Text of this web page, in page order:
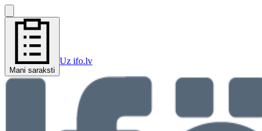
Mani saraksti
Uz ifo.lv